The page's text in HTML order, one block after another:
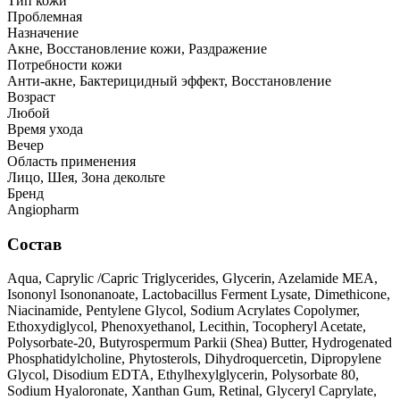
Проблемная
Назначение
Акне, Восстановление кожи, Раздражение
Потребности кожи
Анти-акне, Бактерицидный эффект, Восстановление
Возраст
Любой
Время ухода
Вечер
Область применения
Лицо, Шея, Зона декольте
Бренд
Angiopharm
Состав
Aqua, Caprylic /Capric Triglycerides, Glycerin, Azelamide MEA,
Isononyl Isononanoate, Lactobacillus Ferment Lysate, Dimethicone,
Niacinamide, Pentylene Glycol, Sodium Acrylates Copolymer,
Ethoxydiglycol, Phenoxyethanol, Lecithin, Tocopheryl Acetate,
Polysorbatе-20, Butyrospermum Parkii (Shea) Butter, Hydrogenated
Phosphatidylcholine, Phytosterols, Dihydroquercetin, Dipropylene
Glycol, Disodium EDTA, Ethylhexylglycerin, Polysorbate 80,
Sodium Hyaloronate, Xanthan Gum, Retinal, Glyceryl Caprylate,